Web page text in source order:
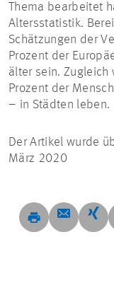
Thema bearbeitet
Altersstatistik.
Schätzungen der
Prozent der
älter sein.
Prozent der
– in Städten leben.
Der Artikel wurde
März 2020